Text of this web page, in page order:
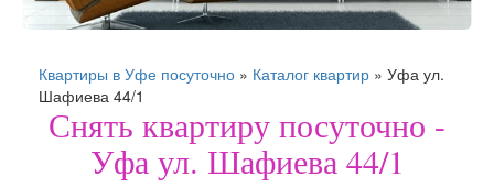
Квартиры в Уфе посуточно » Каталог квартир » Уфа ул.
Шафиева 44/1
Снять квартиру посуточно -
Уфа ул. Шафиева 44/1